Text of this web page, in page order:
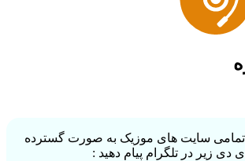
تمامی سایت های موزیک به صورت گسترده
دی زیر در تلگرام پیام دهید :